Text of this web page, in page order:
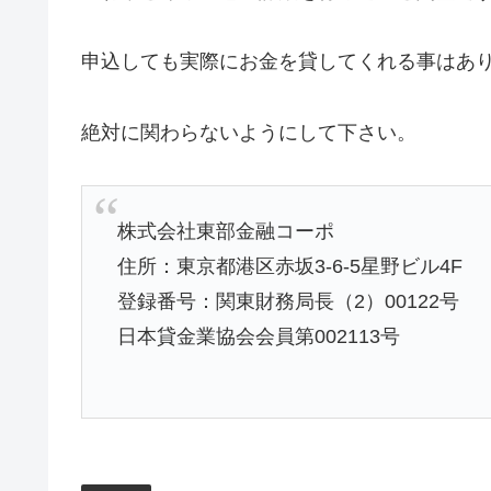
申込しても実際にお金を貸してくれる事はあ
絶対に関わらないようにして下さい。
株式会社東部金融コーポ
住所：東京都港区赤坂3-6-5星野ビル4F
登録番号：関東財務局長（2）00122号
日本貸金業協会会員第002113号